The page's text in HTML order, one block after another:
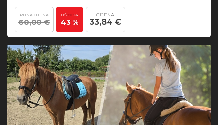
PUNA CIJENA
60,00 €
UŠTEDA
43 %
CIJENA
33,84 €